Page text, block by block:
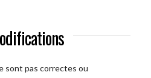
sont pas correctes ou